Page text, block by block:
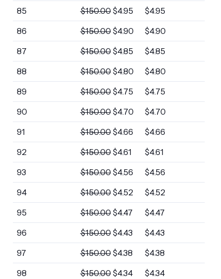
85 $150.00 $4.95 $4.95
86 $150.00 $4.90 $4.90
87 $150.00 $4.85 $4.85
88 $150.00 $4.80 $4.80
89 $150.00 $4.75 $4.75
90 $150.00 $4.70 $4.70
91 $150.00 $4.66 $4.66
92 $150.00 $4.61 $4.61
93 $150.00 $4.56 $4.56
94 $150.00 $4.52 $4.52
95 $150.00 $4.47 $4.47
96 $150.00 $4.43 $4.43
97 $150.00 $4.38 $4.38
98 $150.00 $4.34 $4.34